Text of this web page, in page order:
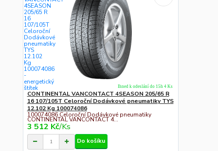
CONTINENTAL VANCONTACT 4SEASON 205/65 R
16 107/105T Celoroční Dodávkové pneumatiky TYS
12.102 Kg 100074086
100074086 Celoroční Dodávkové pneumatiky
CONTINENTAL VANCONTACT 4...
3 512 Kč/Ks
Ihned k odeslání do 15h 4 Ks
Do košíku